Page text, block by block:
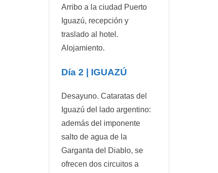
Arribo a la ciudad Puerto
Iguazú, recepción y
traslado al hotel.
Alojamiento.
Día 2 | IGUAZÚ
Desayuno. Cataratas del
Iguazú del lado argentino:
además del imponente
salto de agua de la
Garganta del Diablo, se
ofrecen dos circuitos a